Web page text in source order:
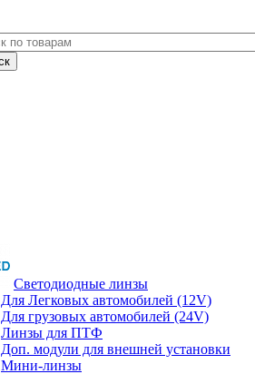
Светодиодные линзы
Для Легковых автомобилей (12V)
Для грузовых автомобилей (24V)
Линзы для ПТФ
Доп. модули для внешней установки
Мини-линзы